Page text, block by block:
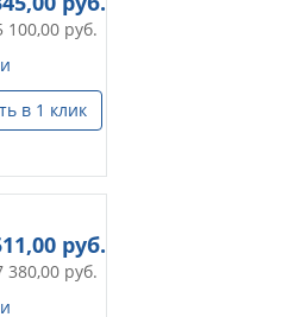
100,00руб.
в 1 клик
руб.
380,00руб.